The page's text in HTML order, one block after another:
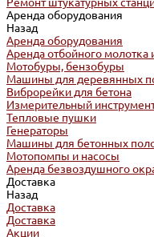
Аренда оборудования
Назад
Аренда оборудования
Аренда отбойного молотка
Мотобуры, бензобуры
Машины для деревянных
Виброрейки для бетона
Измерительный
Тепловые пушки
Генераторы
Машины для бетонных
Мотопомпы и насосы
Аренда безвоздушного
Доставка
Назад
Доставка
Доставка
Акции